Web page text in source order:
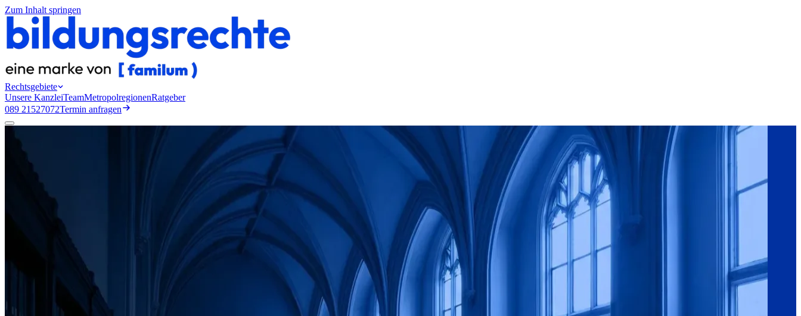
Zum Inhalt springen
Rechtsgebiete
Unsere KanzleiTeamMetropolregionenRatgeber
089 21527072Termin anfragen